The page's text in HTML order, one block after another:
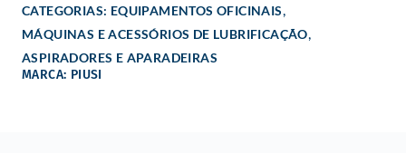
CATEGORIAS: EQUIPAMENTOS OFICINAIS,
MÁQUINAS E ACESSÓRIOS DE LUBRIFICAÇÃO,
ASPIRADORES E APARADEIRAS
MARCA: PIUSI